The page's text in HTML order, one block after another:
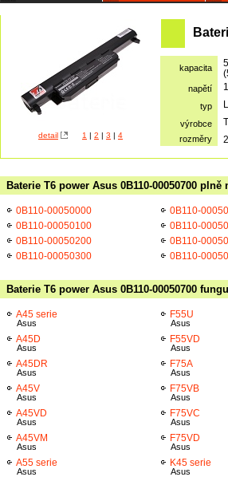
detail 1 | 2 | 3 | 4
kapacita
napětí
typ
výrobce
rozměry
Baterie T6 power Asus 0B110-00050700
0B110-00050000
0B110-00050100
0B110-00050200
0B110-00050300
0B110-
0B110-
0B110-
0B110-
Baterie T6 power Asus 0B110-00050700
A45 serie
Asus
A45D
Asus
A45DR
Asus
A45V
Asus
A45VD
Asus
A45VM
Asus
A55 serie
Asus
F55U
Asus
F55VD
Asus
F75A
Asus
F75VB
Asus
F75VC
Asus
F75VD
Asus
K45 serie
Asus